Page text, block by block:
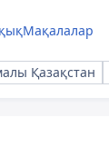
Мақалалар
Қазақстан